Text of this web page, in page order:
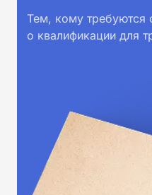
Тем, кому требуются
о квалификации для